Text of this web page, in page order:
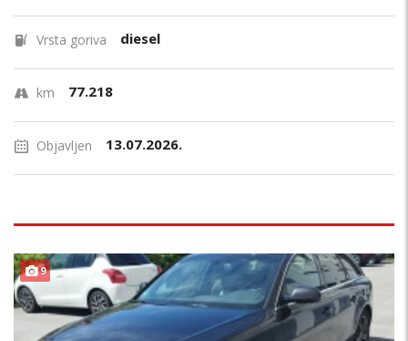
Vrsta goriva diesel
km 77.218
Objavljen 13.07.2026.
9